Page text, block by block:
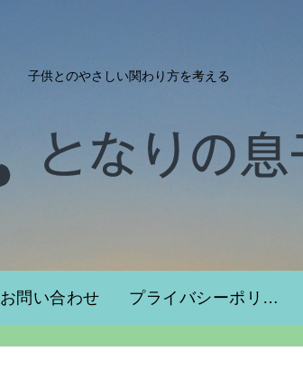
子供とのやさしい関わり方を考える
お問い合わせ プライバシーポリシー